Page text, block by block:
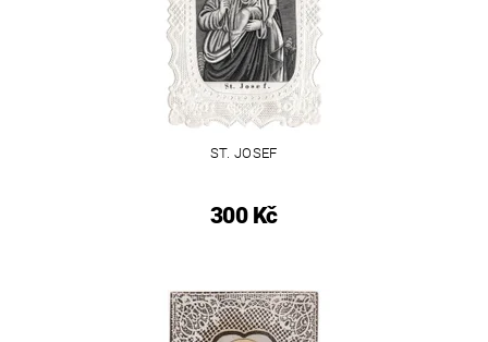
ST. JOSEF
300 Kč